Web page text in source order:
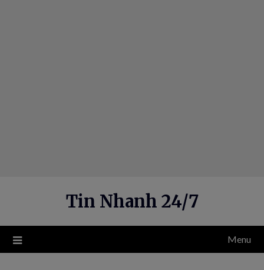
Tin Nhanh 24/7
Menu